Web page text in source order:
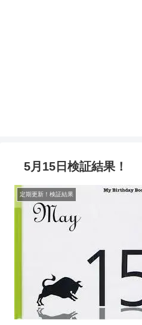
5月15日検証結果！
定期更新！検証結果